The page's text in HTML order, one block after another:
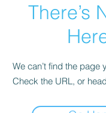
There’s
We can’t find the page
Check the URL, or